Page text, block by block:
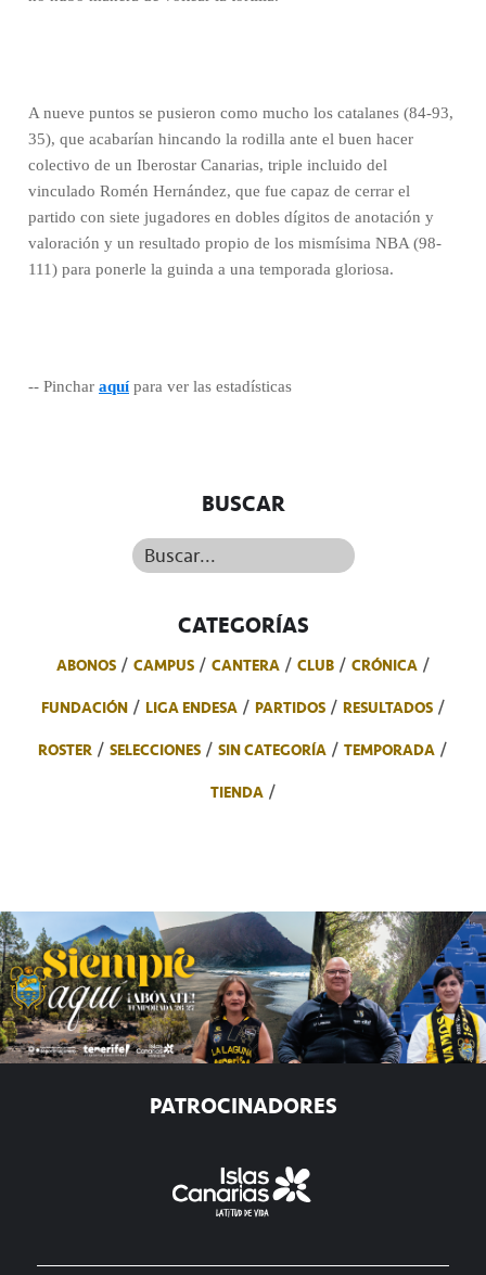
A nueve puntos se pusieron como mucho los catalanes (84-93,
35), que acabarían hincando la rodilla ante el buen hacer
colectivo de un Iberostar Canarias, triple incluido del
vinculado Romén Hernández, que fue capaz de cerrar el
partido con siete jugadores en dobles dígitos de anotación y
valoración y un resultado propio de los mismísima NBA (98-
111) para ponerle la guinda a una temporada gloriosa.
-- Pinchar aquípara ver las estadísticas
BUSCAR
Buscar...
CATEGORÍAS
ABONOS CAMPUS CANTERA CLUB
CRÓNICA
FUNDACIÓN
LIGA ENDESA PARTIDOS
RESULTADOS
ROSTER
SELECCIONES SIN CATEGORÍA
TEMPORADA
TIENDA
PATROCINADORES